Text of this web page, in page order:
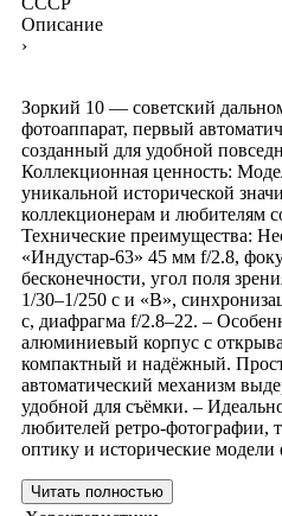
Описание
›
Зоркий 10 — советский
фотоаппарат, первый
созданный для удобной
Коллекционная ценность:
уникальной исторической
коллекционерам и любителям
Технические преимущества:
«Индустар-63» 45 мм f/2.8,
бесконечности, угол поля
1/30–1/250 с и «B»,
с, диафрагма f/2.8–22. –
алюминиевый корпус с
компактный и надёжный.
автоматический механизм
удобной для съёмки. –
любителей ретро-фотографии,
оптику и исторические модели
Читать полностью